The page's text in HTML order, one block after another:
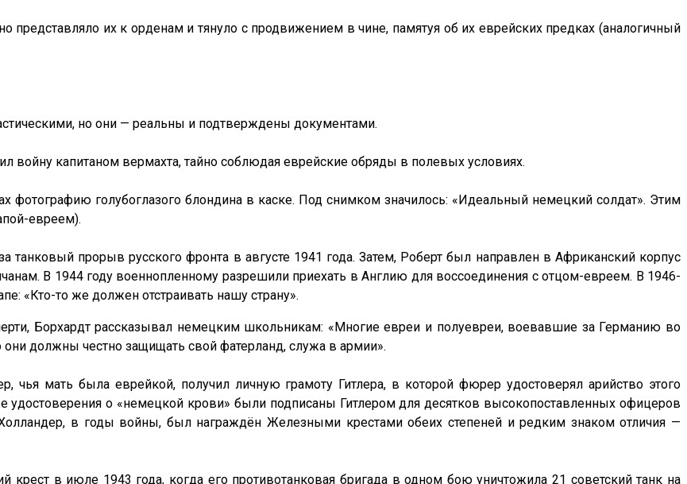
представляло их к орденам и тянуло с продвижением в чине, памятуя об их еврейских предках (аналогичный
но они — реальны и подтверждены документами.
войну капитаном вермахта, тайно соблюдая еврейские обряды в полевых условиях.
фотографию голубоглазого блондина в каске. Под снимком значилось: «Идеальный немецкий солдат». Этим
евреем).
танковый прорыв русского фронта в августе 1941 года. Затем, Роберт был направлен в Африканский корпус
В 1944 году военнопленному разрешили приехать в Англию для воссоединения с отцом-евреем. В 1946-
«Кто-то же должен отстраивать нашу страну».
Борхардт рассказывал немецким школьникам: «Многие евреи и полуевреи, воевавшие за Германию во
они должны честно защищать свой фатерланд, служа в армии».
чья мать была еврейкой, получил личную грамоту Гитлера, в которой фюрер удостоверял арийство этого
удостоверения о «немецкой крови» были подписаны Гитлером для десятков высокопоставленных офицеров
в годы войны, был награждён Железными крестами обеих степеней и редким знаком отличия —
крест в июле 1943 года, когда его противотанковая бригада в одном бою уничтожила 21 советский танк на